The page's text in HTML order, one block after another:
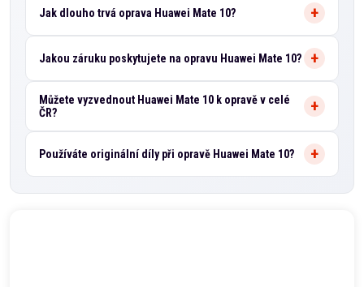
Jak dlouho trvá oprava Huawei Mate 10?
Jakou záruku poskytujete na opravu Huawei Mate 10?
Můžete vyzvednout Huawei Mate 10 k opravě v celé
ČR?
Používáte originální díly při opravě Huawei Mate 10?